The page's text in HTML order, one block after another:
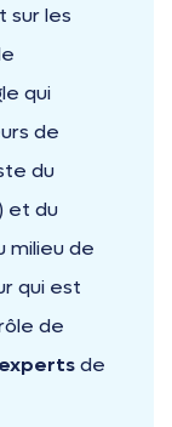
sur les
qui
de
du
et du
milieu de
qui est
de
expertsde